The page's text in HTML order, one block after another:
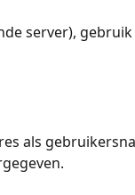
server),
als